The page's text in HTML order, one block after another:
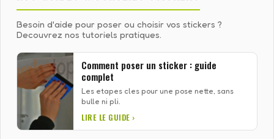
Besoin d'aide pour poser ou choisir vos stickers ?
Decouvrez nos tutoriels pratiques.
Comment poser un sticker : guide
complet
Les etapes cles pour une pose nette, sans
bulle ni pli.
LIRE LE GUIDE ›